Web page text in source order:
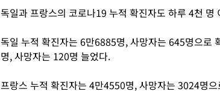
독일과 프랑스의 코로나19 누적 확진자도 하루 4천 명
독일 누적 확진자는 6만6885명, 사망자는 645명으로
명, 사망자는 120명 늘었다.
프랑스 누적 확진자는 4만4550명, 사망자는 3024명